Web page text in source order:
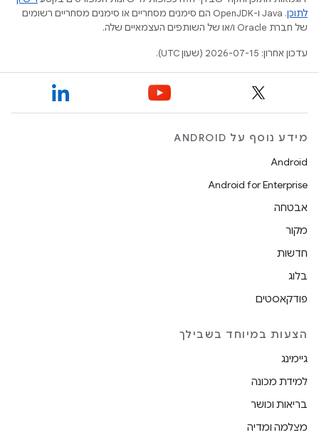
לתוכן
.‏ Java ו-OpenJDK הם סימנים מסחריים או סימנים מסחריים רשומים
של חברת Oracle ו/או של השותפים העצמאיים שלה.
עדכון אחרון: 2026-07-15 (שעון UTC).
מידע נוסף על ANDROID
Android
Android for Enterprise
אבטחה
מקור
חדשות
בלוג
פודקאסטים
הצעות במיוחד בשבילך
גיימינג
למידת מכונה
בריאות וכושר
מצלמה ומדיה